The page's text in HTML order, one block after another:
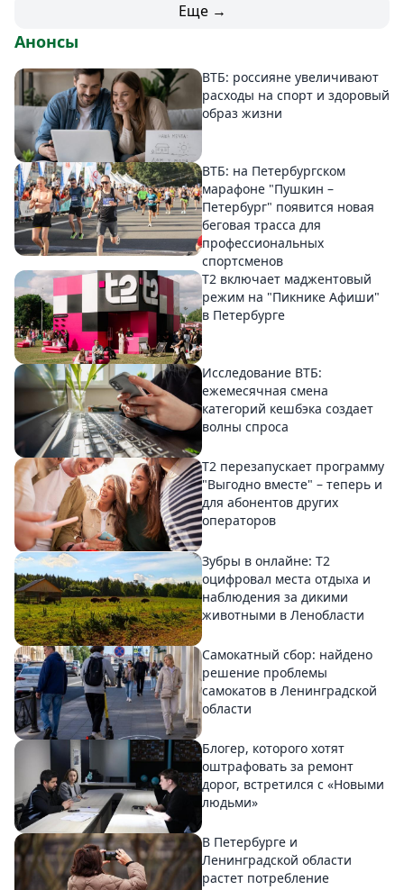
Еще →
Анонсы
ВТБ: россияне увеличивают
расходы на спорт и здоровый
образ жизни
ВТБ: на Петербургском
марафоне "Пушкин –
Петербург" появится новая
беговая трасса для
профессиональных
спортсменов
Т2 включает маджентовый
режим на "Пикнике Афиши"
в Петербурге
Исследование ВТБ:
ежемесячная смена
категорий кешбэка создает
волны спроса
Т2 перезапускает программу
"Выгодно вместе" – теперь и
для абонентов других
операторов
Зубры в онлайне: Т2
оцифровал места отдыха и
наблюдения за дикими
животными в Ленобласти
Самокатный сбор: найдено
решение проблемы
самокатов в Ленинградской
области
Блогер, которого хотят
оштрафовать за ремонт
дорог, встретился с «Новыми
людьми»
В Петербурге и
Ленинградской области
растет потребление